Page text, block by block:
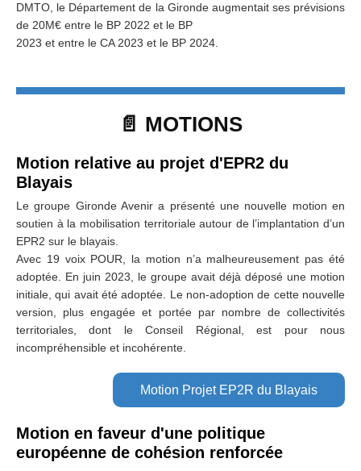
DMTO, le Département de la Gironde augmentait ses prévisions
de 20M€ entre le BP 2022 et le BP
2023 et entre le CA 2023 et le BP 2024.
📄 MOTIONS
Motion relative au projet d'EPR2 du
Blayais
Le groupe Gironde Avenir a présenté une nouvelle motion en
soutien à la mobilisation territoriale autour de l’implantation d’un
EPR2 sur le blayais.
Avec 19 voix POUR, la motion n’a malheureusement pas été
adoptée. En juin 2023, le groupe avait déjà déposé une motion
initiale, qui avait été adoptée. Le non-adoption de cette nouvelle
version, plus engagée et portée par nombre de collectivités
territoriales, dont le Conseil Régional, est pour nous
incompréhensible et incohérente.
Motion Projet EP2R du Blayais
Motion en faveur d'une politique
européenne de cohésion renforcée